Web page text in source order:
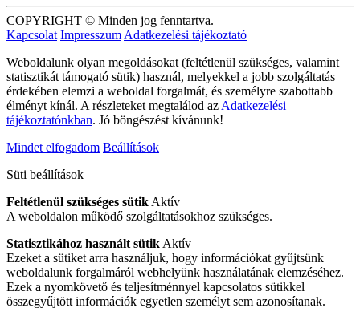
COPYRIGHT © Minden jog fenntartva.
Kapcsolat Impresszum Adatkezelési tájékoztató
Weboldalunk olyan megoldásokat (feltétlenül szükséges, valamint
statisztikát támogató sütik) használ, melyekkel a jobb szolgáltatás
érdekében elemzi a weboldal forgalmát, és személyre szabottabb
élményt kínál. A részleteket megtalálod az Adatkezelési
tájékoztatónkban. Jó böngészést kívánunk!
Mindet elfogadom Beállítások
Süti beállítások
Feltétlenül szükséges sütik Aktív
A weboldalon működő szolgáltatásokhoz szükséges.
Statisztikához használt sütik Aktív
Ezeket a sütiket arra használjuk, hogy információkat gyűjtsünk
weboldalunk forgalmáról webhelyünk használatának elemzéséhez.
Ezek a nyomkövető és teljesítménnyel kapcsolatos sütikkel
összegyűjtött információk egyetlen személyt sem azonosítanak.